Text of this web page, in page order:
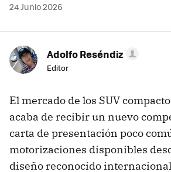
24 Junio 2026
Adolfo Reséndiz
Editor
El mercado de los SUV
acaba de recibir un nuevo
carta de presentación poco
motorizaciones disponibles
diseño reconocido